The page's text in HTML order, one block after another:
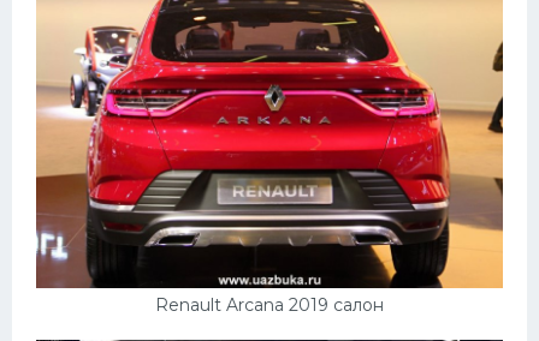
Renault Arcana 2019 салон